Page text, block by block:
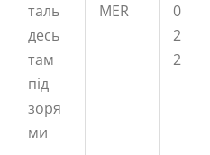
таль
десь
там
під
зоря
ми
MER
0
2
2